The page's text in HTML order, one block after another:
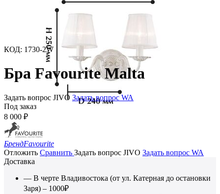
КОД: 1730-2W
Бра Favourite Malta
Задать вопрос JIVO Задать вопрос WA
Под заказ
8 000 ₽
БрендFavourite
Отложить Сравнить Задать вопрос JIVO Задать вопрос WA
Доставка
— В черте Владивостока (от ул. Катерная до остановки
Заря) – 1000₽